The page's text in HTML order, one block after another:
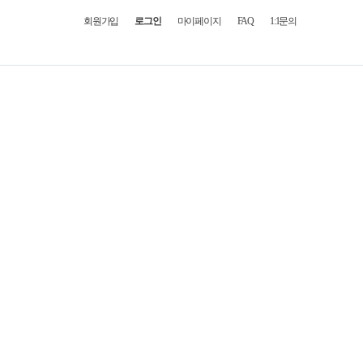
회원가입 로그인 마이페이지 FAQ 1:1문의